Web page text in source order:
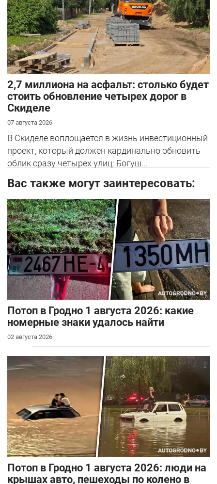
2,7 миллиона на асфальт: столько будет
стоить обновление четырех дорог в
Скиделе
07 августа 2026
В Скиделе воплощается в жизнь инвестиционный
проект, который должен кардинально обновить
облик сразу четырех улиц: Богуш...
Вас также могут заинтересовать:
Потоп в Гродно 1 августа 2026: какие
номерные знаки удалось найти
02 августа 2026
Потоп в Гродно 1 августа 2026: люди на
крышах авто, пешеходы по колено в